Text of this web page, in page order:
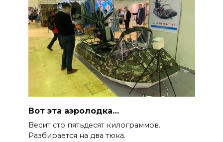
Вот эта аэролодка…
Весит сто пятьдесят килограммов.
Разбирается на два тюка.